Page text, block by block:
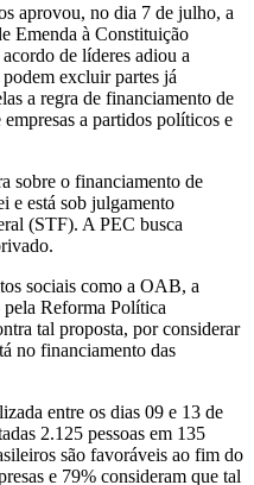
aprovou, no dia 7 de julho, a
Emenda à Constituição
de líderes adiou a
excluir partes já
a regra de financiamento de
a partidos políticos e
sobre o financiamento de
e está sob julgamento
(STF). A PEC busca
sociais como a OAB, a
Reforma Política
tal proposta, por considerar
no financiamento das
entre os dias 09 e 13 de
2.125 pessoas em 135
são favoráveis ao fim do
e 79% consideram que tal